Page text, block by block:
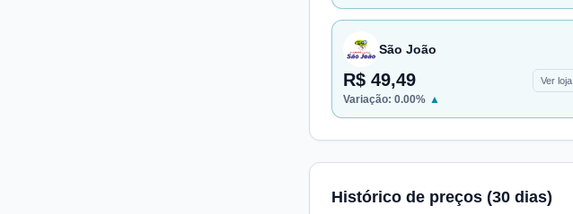
São João
R$ 49,49 Ver loja
Variação: 0.00% ▲
Histórico de preços (30 dias)